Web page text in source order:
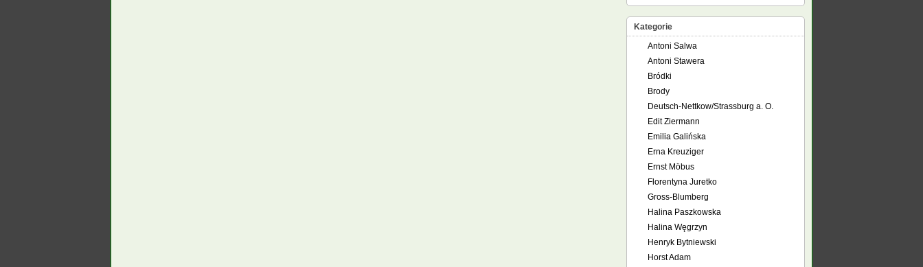
Kategorie
Antoni Salwa
Antoni Stawera
Bródki
Brody
Deutsch-Nettkow/Strassburg a. O.
Edit Ziermann
Emilia Galińska
Erna Kreuziger
Ernst Möbus
Florentyna Juretko
Gross-Blumberg
Halina Paszkowska
Halina Węgrzyn
Henryk Bytniewski
Horst Adam